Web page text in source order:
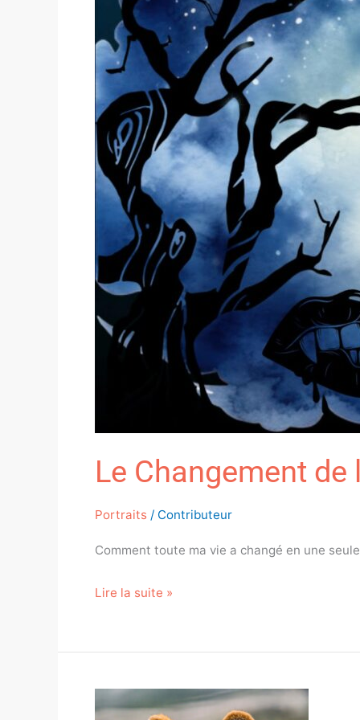
Le Changement de
Portraits / Contributeur
Comment toute ma vie a changé en une
Lire la suite »